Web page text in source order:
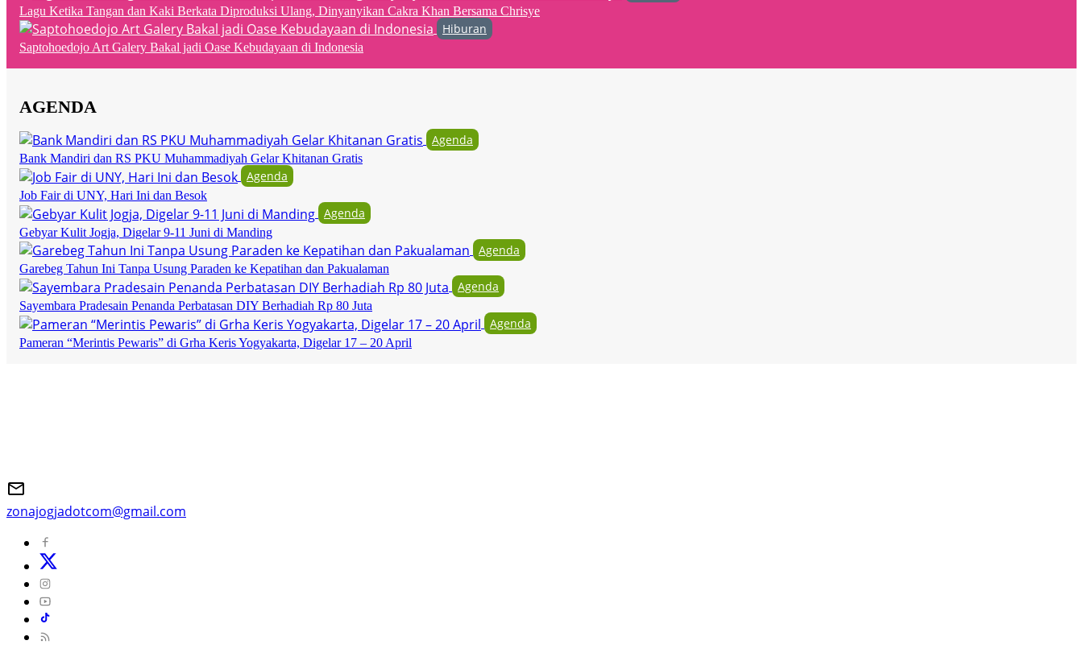
Lagu Ketika Tangan dan Kaki Berkata Diproduksi Ulang, Dinyanyikan Cakra Khan Bersama Chrisye
Hiburan
Saptohoedojo Art Galery Bakal jadi Oase Kebudayaan di Indonesia
AGENDA
Agenda
Bank Mandiri dan RS PKU Muhammadiyah Gelar Khitanan Gratis
Agenda
Job Fair di UNY, Hari Ini dan Besok
Agenda
Gebyar Kulit Jogja, Digelar 9-11 Juni di Manding
Agenda
Garebeg Tahun Ini Tanpa Usung Paraden ke Kepatihan dan Pakualaman
Agenda
Sayembara Pradesain Penanda Perbatasan DIY Berhadiah Rp 80 Juta
Agenda
Pameran “Merintis Pewaris” di Grha Keris Yogyakarta, Digelar 17 – 20 April
zonajogjadotcom@gmail.com